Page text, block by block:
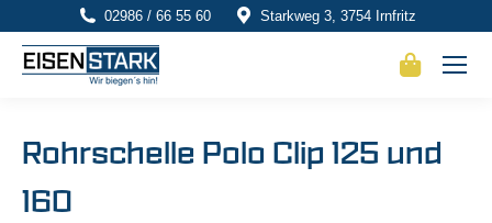
02986 / 66 55 60 Starkweg 3, 3754 Irnfritz
Rohrschelle Polo Clip 125 und
160